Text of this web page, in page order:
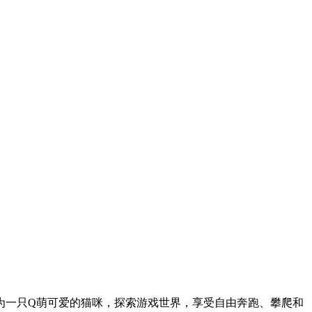
只Q萌可爱的猫咪，探索游戏世界，享受自由奔跑、攀爬和